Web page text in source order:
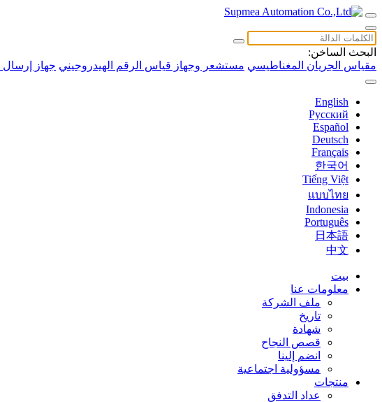
البحث الساخن:
مقياس الجريان المغناطيسي مستشعر وجهاز قياس الرقم الهيدروجيني جهاز
English
Русский
Español
Deutsch
Français
한국어
Tiếng Việt
แบบไทย
Indonesia
Português
日本語
中文
بيت
معلومات عنا
ملف الشركة
تاريخ
شهادة
قصص النجاح
انضم إلينا
مسؤولية اجتماعية
منتجات
عداد التدفق